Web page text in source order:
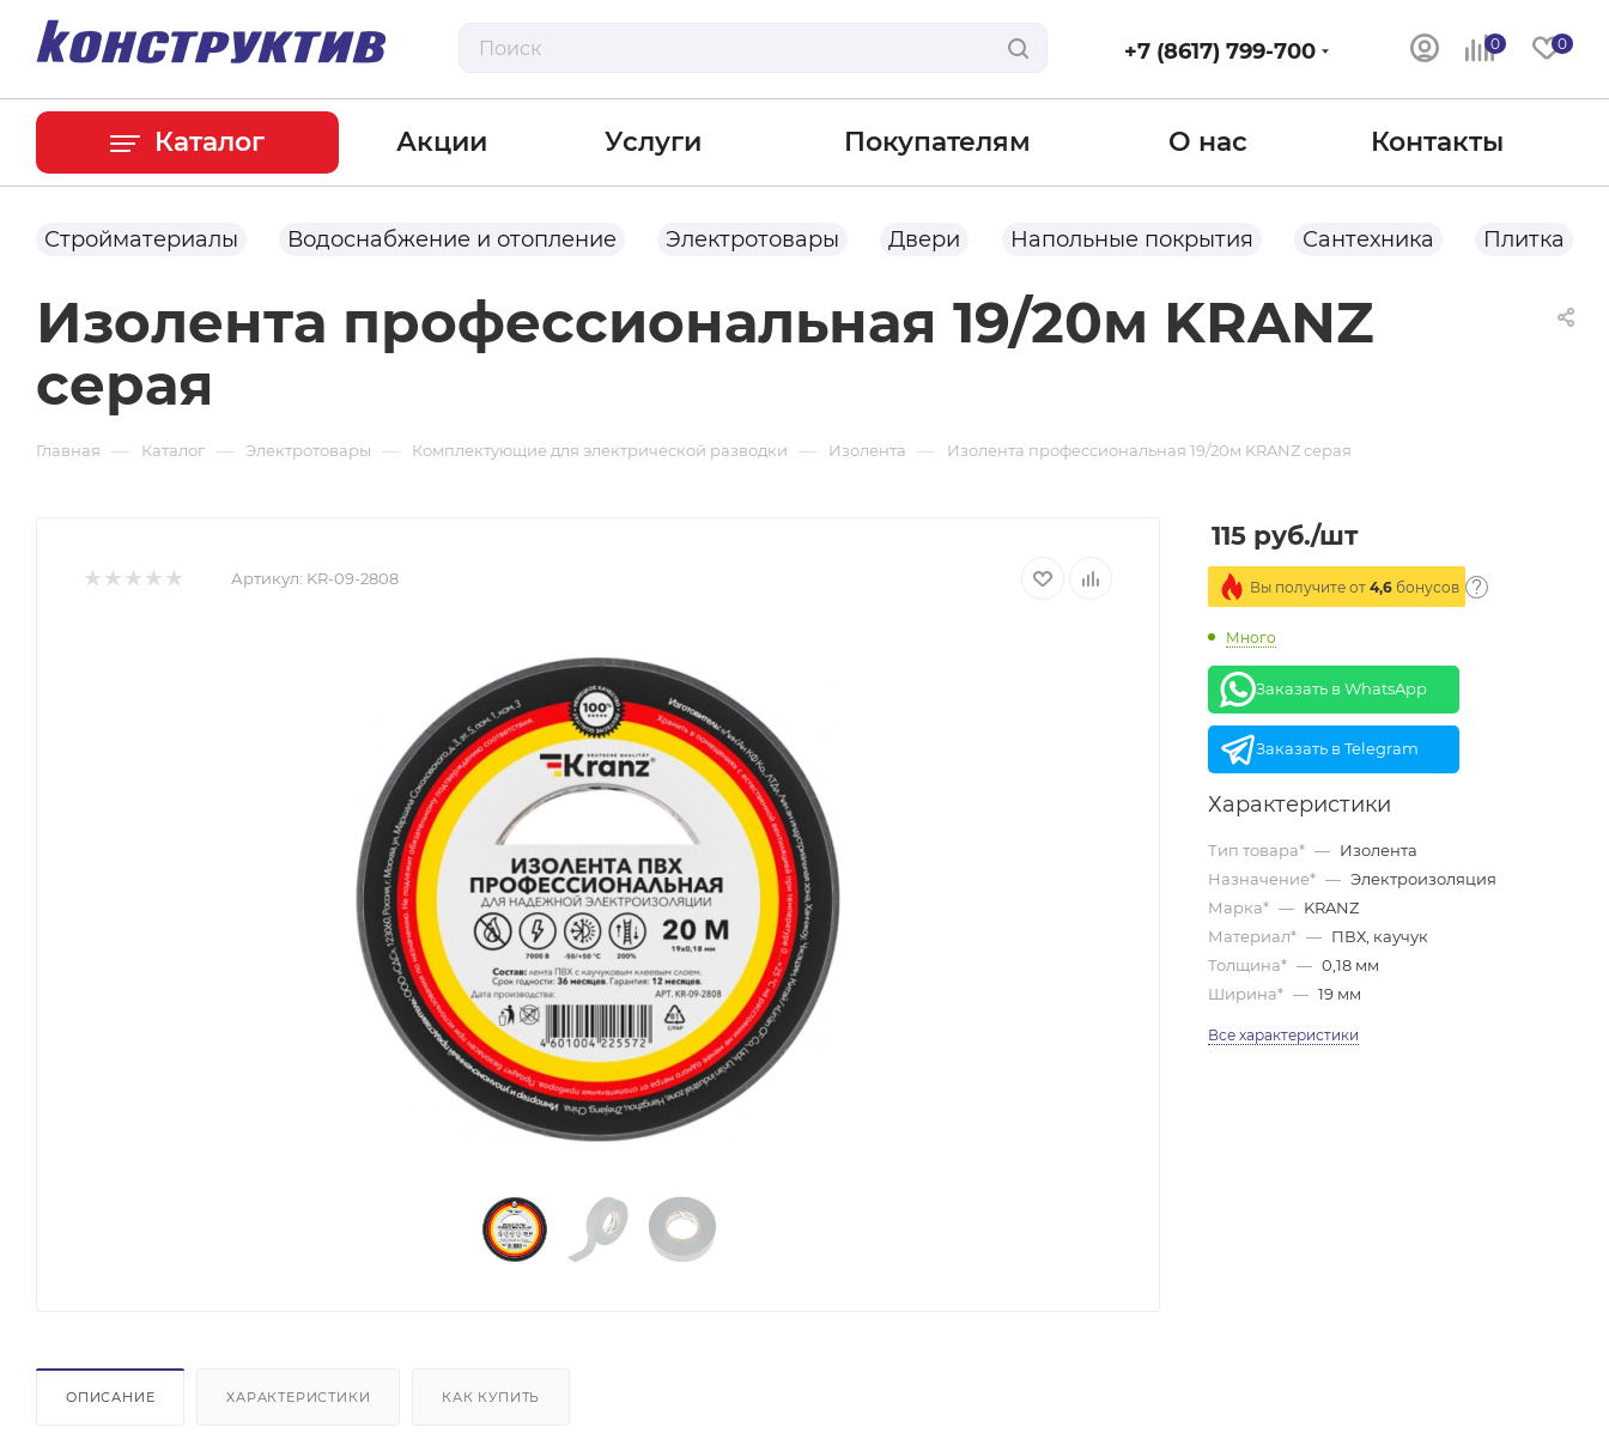
0 0
+7 (8617) 799-700
Каталог Акции Услуги Покупателям О нас Контакты
Стройматериалы Водоснабжение и отопление Электротовары Двери Напольные покрытия Сантехника Плитка
Изолента профессиональная 19/20м KRANZ
серая
Главная — Каталог — Электротовары — Комплектующие для электрической разводки — Изолента — Изолента профессиональная 19/20м KRANZ серая
Артикул: KR-09-2808
ОПИСАНИЕ ХАРАКТЕРИСТИКИ КАК КУПИТЬ
115 руб./шт
Вы получите от 4,6 бонусов
Много
Заказать в WhatsApp
Заказать в Telegram
Характеристики
Тип товара* — Изолента
Назначение* — Электроизоляция
Марка* — KRANZ
Материал* — ПВХ, каучук
Толщина* — 0,18 мм
Ширина* — 19 мм
Все характеристики